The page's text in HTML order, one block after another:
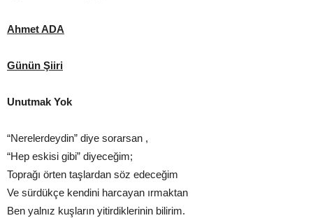
Ahmet ADA
Günün Şiiri
Unutmak Yok
“Nerelerdeydin” diye sorarsan ,
“Hep eskisi gibi” diyeceğim;
Toprağı örten taşlardan söz edeceğim
Ve sürdükçe kendini harcayan ırmaktan
Ben yalnız kuşların yitirdiklerinin bilirim.